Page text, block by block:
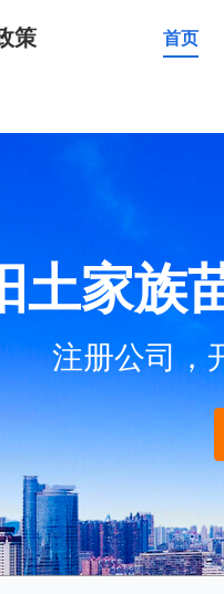
策 首页
土家族
注册公司，